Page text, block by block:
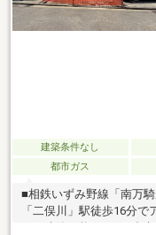
建築条件なし
都市ガス
■相鉄いずみ野線「南万
「二俣川」駅徒歩16分
ーで建築可能です！■参